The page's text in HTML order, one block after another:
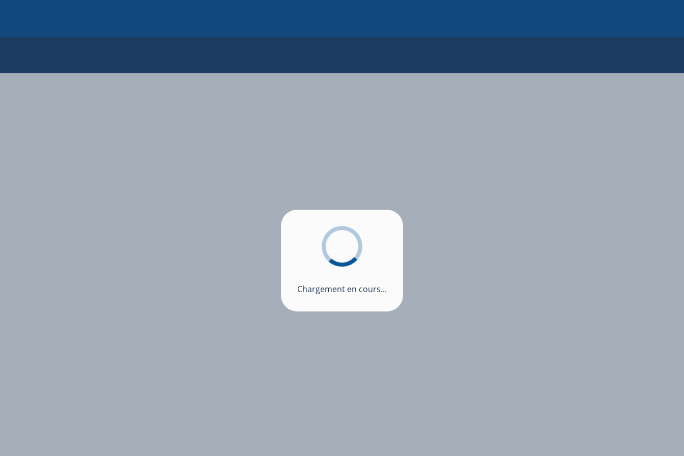
Chargement en cours...